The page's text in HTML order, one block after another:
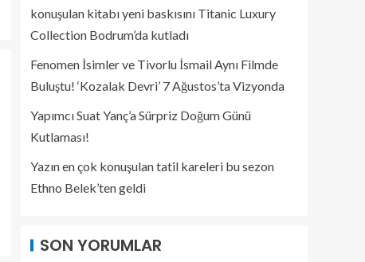
konuşulan kitabı yeni baskısını Titanic Luxury
Collection Bodrum’da kutladı
Fenomen İsimler ve Tivorlu İsmail Aynı Filmde
Buluştu! ‘Kozalak Devri’ 7 Ağustos’ta Vizyonda
Yapımcı Suat Yanç’a Sürpriz Doğum Günü
Kutlaması!
Yazın en çok konuşulan tatil kareleri bu sezon
Ethno Belek’ten geldi
SON YORUMLAR